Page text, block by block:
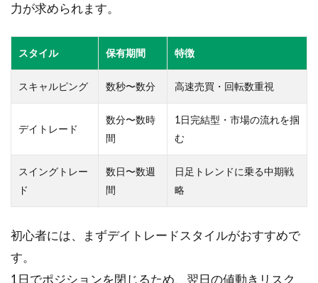
備
1.4
④ 必
要資
金の
目安
金配
心者
アル
値）
⑤ 取
力が求められます。
スタイル 保有期間 特徴
スキャルピング 数秒〜数分 高速売買・回転数重視
デイトレード
数分〜数時
間
1日完結型・市場の流れを掴
む
スイングトレー
ド
数日〜数週
間
日足トレンドに乗る中期戦
略
初心者には、まずデイトレードスタイルがおすすめで
す。
1日でポジションを閉じるため、翌日の値動きリスク